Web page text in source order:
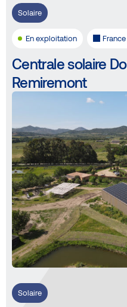
Solaire
En exploitation
Centrale solaire
Remiremont
Solaire